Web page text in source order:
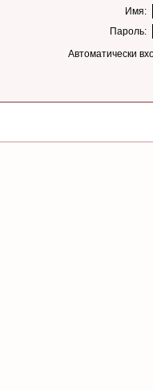
Имя:
Пароль:
Автоматически